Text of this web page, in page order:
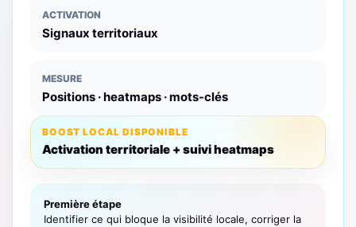
ACTIVATION
Signaux territoriaux
MESURE
Positions · heatmaps · mots-clés
BOOST LOCAL DISPONIBLE
Activation territoriale + suivi heatmaps
Première étape
Identifier ce qui bloque la visibilité locale, corriger la